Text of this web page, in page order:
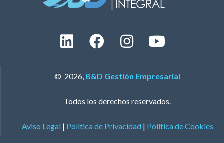
© 2026, B&D Gestión Empresarial
Todos los derechos reservados.
Aviso Legal | Política de Privacidad | Política de Cookies